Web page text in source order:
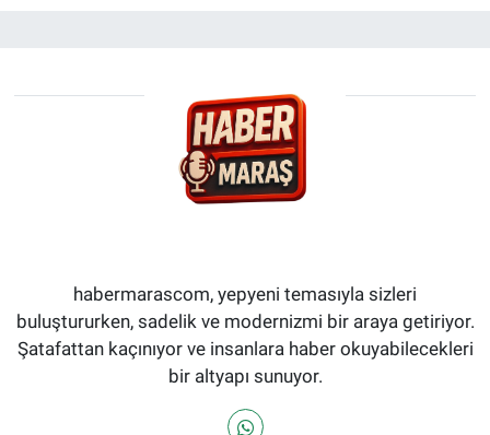
habermarascom, yepyeni temasıyla sizleri
buluştururken, sadelik ve modernizmi bir araya getiriyor.
Şatafattan kaçınıyor ve insanlara haber okuyabilecekleri
bir altyapı sunuyor.